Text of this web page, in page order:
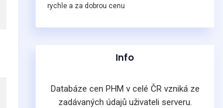
rychle a za dobrou cenu
Info
Databáze cen PHM v celé ČR vzniká ze
zadávaných údajů uživateli serveru.